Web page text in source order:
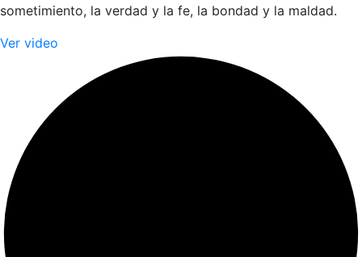
sometimiento, la verdad y la fe, la bondad y la maldad.
Ver video